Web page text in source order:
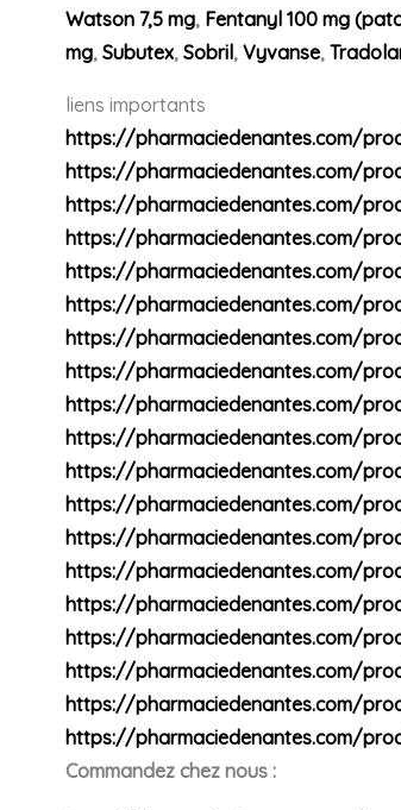
Watson 7,5 mg, Fentanyl 100 mg
mg, Subutex, Sobril, Vyvanse,
liens importants
https://pharmaciedenantes.com/
https://pharmaciedenantes.com/
https://pharmaciedenantes.com/
https://pharmaciedenantes.com/
https://pharmaciedenantes.com/
https://pharmaciedenantes.com/
https://pharmaciedenantes.com/
https://pharmaciedenantes.com/
https://pharmaciedenantes.com/
https://pharmaciedenantes.com/
https://pharmaciedenantes.com/
https://pharmaciedenantes.com/
https://pharmaciedenantes.com/
https://pharmaciedenantes.com/
https://pharmaciedenantes.com/
https://pharmaciedenantes.com/
https://pharmaciedenantes.com/
https://pharmaciedenantes.com/
https://pharmaciedenantes.com/
Commandez chez nous :